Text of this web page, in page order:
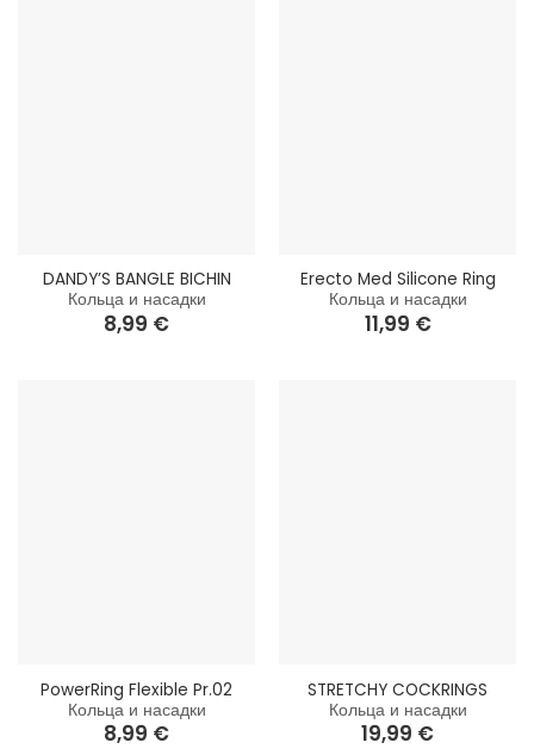
DANDY’S BANGLE BICHIN
Кольца и насадки
8,99 €
Erecto Med Silicone Ring
Кольца и насадки
11,99 €
PowerRing Flexible Pr.02
Кольца и насадки
8,99 €
STRETCHY COCKRINGS
Кольца и насадки
19,99 €